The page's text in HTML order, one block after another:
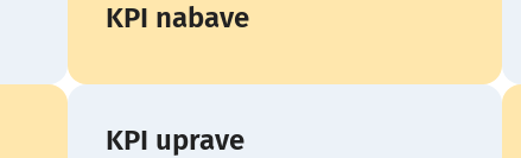
KPI nabave
KPI uprave